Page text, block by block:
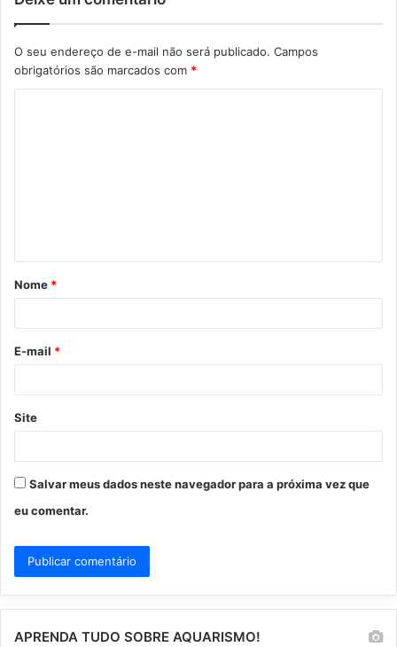
O seu endereço de e-mail não será publicado. Campos
obrigatórios são marcados com *
á
r
*
Nome *
E-mail *
Site
Salvar meus dados neste navegador para a próxima vez que
eu comentar.
APRENDA TUDO SOBRE AQUARISMO!